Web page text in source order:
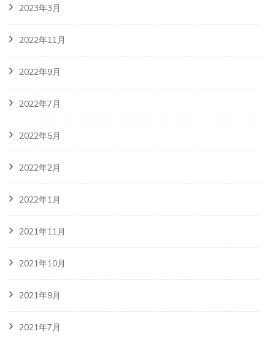
2023年3月
2022年11月
2022年9月
2022年7月
2022年5月
2022年2月
2022年1月
2021年11月
2021年10月
2021年9月
2021年7月